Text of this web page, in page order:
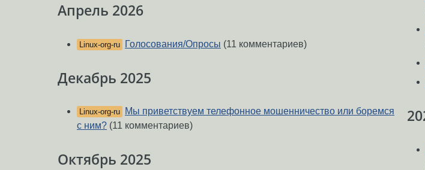
Апрель 2026
Linux-org-ru Голосования/Опросы (11 комментариев)
Декабрь 2025
Linux-org-ru
Мы приветствуем телефонное мошенничество или боремся
с ним? (11 комментариев)
Октябрь 2025